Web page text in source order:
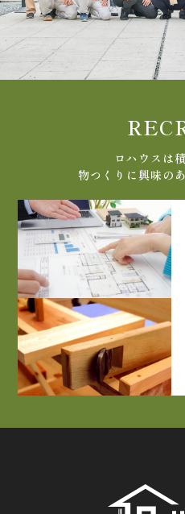
ロハウスは
物つくりに興味の